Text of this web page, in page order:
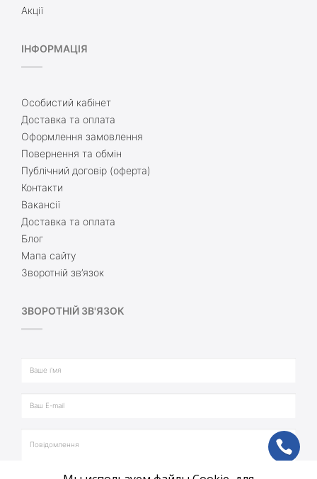
Акції
ІНФОРМАЦІЯ
Особистий кабінет
Доставка та оплата
Оформлення замовлення
Повернення та обмін
Публічний договір (оферта)
Контакти
Вакансії
Доставка та оплата
Блог
Мапа сайту
Зворотній зв’язок
ЗВОРОТНІЙ ЗВ'ЯЗОК
ph